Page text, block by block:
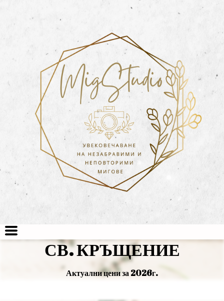
СВ. КРЪЩЕНИЕ
Актуални цени за 2026г.